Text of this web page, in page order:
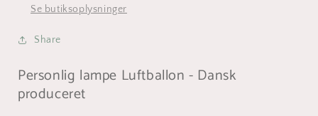
produceret produceret
Se butiksoplysninger
Share
Personlig lampe Luftballon - Dansk
produceret